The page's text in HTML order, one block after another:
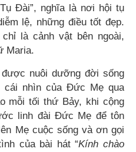
Đài”, nghĩa là nơi hội tụ
lệ, những điều tốt đẹp.
là cảnh vật bên ngoài,
Maria.
nuôi dưỡng đời sống
cái nhìn của Đức Mẹ qua
mỗi tối thứ Bảy, khi cộng
linh đài Đức Mẹ để tôn
Mẹ cuộc sống và ơn gọi
của bài hát “Kính chào